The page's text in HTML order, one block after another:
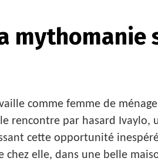
mythomanie
comme femme de
rencontre par hasard Ivaylo,
cette opportunité
chez elle, dans une belle